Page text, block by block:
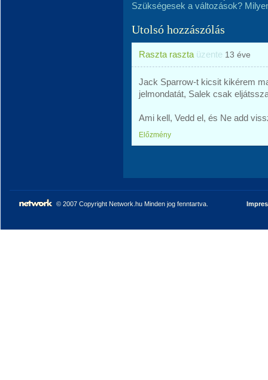
Szükségesek a változások?
Utolsó hozzászólás
Raszta raszta üzente 13 éve
Jack Sparrow-t kicsit kikérem
jelmondatát, Salek csak
Ami kell, Vedd el, és Ne add
Előzmény
© 2007 Copyright Network.hu Minden jog fenntartva.